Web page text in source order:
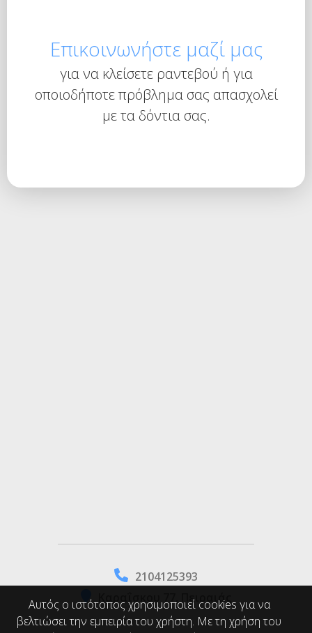
Επικοινωνήστε μαζί μας
για να κλείσετε ραντεβού ή για
οποιοδήποτε πρόβλημα σας απασχολεί
με τα δόντια σας.
2104125393
Καραΐσκου 77, Πειραιάς
Αυτός ο ιστότοπος χρησιμοποιεί cookies για να
βελτιώσει την εμπειρία του χρήστη. Με τη χρήση του